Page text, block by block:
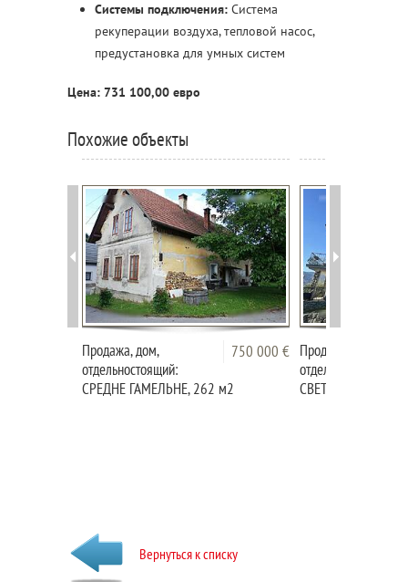
Системы подключения: Система
рекуперации воздуха, тепловой насос,
предустановка для умных систем
Цена: 731 100,00 евро
Похожие объекты
750 000 €
Продажа, дом,
отдельностоящий:
СРЕДНЕ ГАМЕЛЬНЕ, 262 м2
Продажа, дом,
отдельностоящий:
СВЕТА ГОРА,
Вернуться к списку